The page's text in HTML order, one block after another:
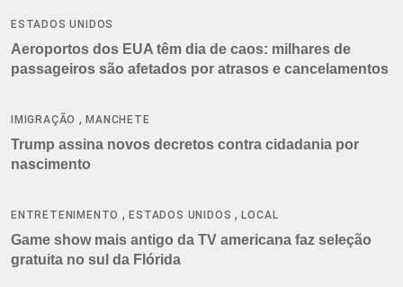
ESTADOS UNIDOS
Aeroportos dos EUA têm dia de caos: milhares de
passageiros são afetados por atrasos e cancelamentos
IMIGRAÇÃO ,MANCHETE
Trump assina novos decretos contra cidadania por
nascimento
ENTRETENIMENTO ,ESTADOS UNIDOS ,LOCAL
Game show mais antigo da TV americana faz seleção
gratuita no sul da Flórida